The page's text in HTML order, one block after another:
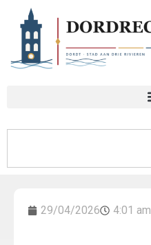
29/04/2026 4:01 am